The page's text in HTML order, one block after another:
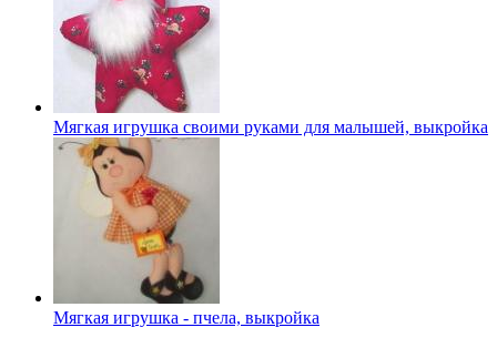
Мягкая игрушка своими руками для малышей, выкройка
Мягкая игрушка - пчела, выкройка